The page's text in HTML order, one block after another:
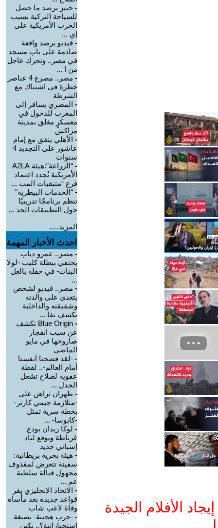
الأفلام الجيدة
- خبير يرصد ما حصل
للسياحة التركية بسبب
الحرب الأمريكية على
إي ...
- فيديو يرصد واقعة
صادمة على باب مسجد
في مصر.. وتحرك عاجل
من ا ...
-
مصر.. مصرع 4 عناصر
خطرة في اشتباك مع
الشرطة
- المصري يسافر إلى
المغرب للدخول في
معسكرٍ مغلق بمدينة
مراكش
- الأهلي يتفق مع إمام
عاشور على التجديد 4
سنوات
-
“الزراعة”:هيئة A2LA
الأمريكية تُجدد اعتماد
فرع “متبقيات المب ...
- “الخدمات البيطرية”
تنظم برنامجًا تدريبيًا
حول التطبيقات الحد ...
المزيد.....
احدث الأخبار المهمة
- مصر.. عمرو دياب
يحتفي ببطلة كليب -لولا
البنات- في حفله بالعل
...
- مصر.. فيديو لشخص
يتعدى على والدته
وشقيقته والداخلية
تكشف تفا ...
-
Blue Origin تكشف
عن سبب انفجار
صاروخها في مايو
الماضي
- -لقد فضحنا أنفسنا
أمام العالم-.. لقطة
عفوية لصلاح تشعل
الجدل ...
- طهران تراهن على
-متلازمة جيمي كارتر-
بخطة سرية تمثل
-كابوسا- ...
- لوكا زيدان يودع
غرناطة ويوقع لناد
إسباني جديد
- هيئة بحرية بريطانية:
سفينة تتعرض لمقذوف
مجهول قبالة سلطنة
عم ...
- الاتحاد الإنجليزي يقر
قواعد جديدة بعد مأساة
وفاة لاعب شاب
- -حرب هجينة- بصبغة
استخباراتية؟.. بكين